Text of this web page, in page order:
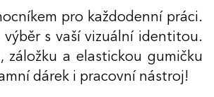
pro každodenní práci.
s vaší vizuální identitou.
a elastickou gumičku
dárek i pracovní nástroj!